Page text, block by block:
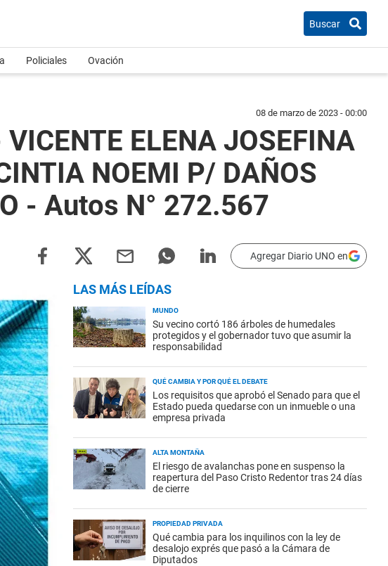
Buscar
Policiales Ovación
08 de marzo de 2023 - 00:00
ELENA JOSEFINA
NOEMI P/ DAÑOS
- Autos N° 272.567
Agregar Diario UNO en
LAS MÁS LEÍDAS
MUNDO
Su vecino cortó 186 árboles de humedales
protegidos y el gobernador tuvo que asumir la
responsabilidad
QUÉ CAMBIA Y POR QUÉ EL DEBATE
Los requisitos que aprobó el Senado para que el
Estado pueda quedarse con un inmueble o una
empresa privada
ALTA MONTAÑA
El riesgo de avalanchas pone en suspenso la
reapertura del Paso Cristo Redentor tras 24 días
de cierre
PROPIEDAD PRIVADA
Qué cambia para los inquilinos con la ley de
desalojo exprés que pasó a la Cámara de
Diputados